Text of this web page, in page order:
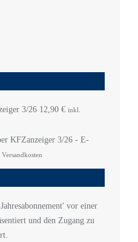
3/26 12,90 € inkl.
KFZanzeiger 3/26 - E-